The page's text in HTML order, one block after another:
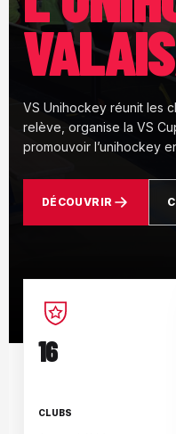
VS Unihockey réunit les
relève, organise la VS
promouvoir l’unihockey
DÉCOUVRIR
16
CLUBS